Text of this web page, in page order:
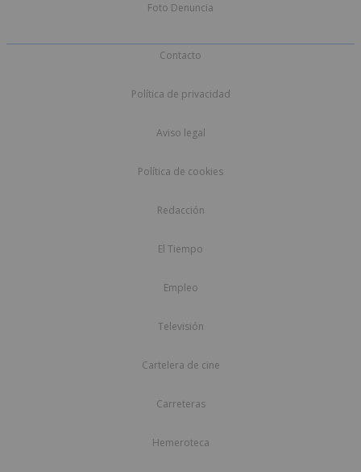
Foto Denuncia
Contacto
Política de privacidad
Aviso legal
Política de cookies
Redacción
El Tiempo
Empleo
Televisión
Cartelera de cine
Carreteras
Hemeroteca